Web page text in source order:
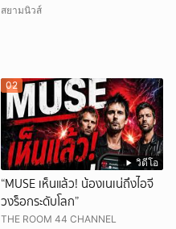
ถิ่น
สยามนิวส์
วิดีโอ
02
“MUSE เห็นแล้ว! น้องเนเน่ถึงไอจี
วงร็อกระดับโลก”
THE ROOM 44 CHANNEL